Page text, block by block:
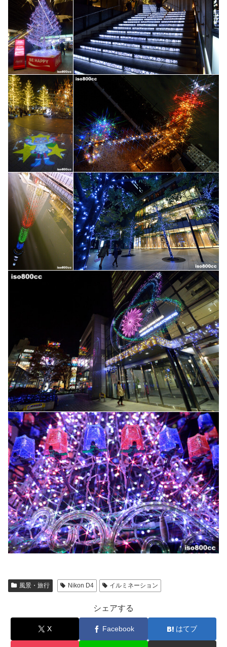
風景・旅行 Nikon D4 イルミネーション
シェアする
X Facebook はてブ